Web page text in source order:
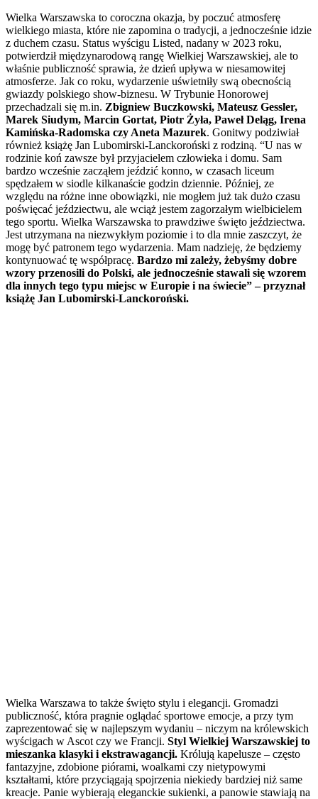
Wielka Warszawska to coroczna okazja, by poczuć atmosferę
wielkiego miasta, które nie zapomina o tradycji, a jednocześnie idzie
z duchem czasu. Status wyścigu Listed, nadany w 2023 roku,
potwierdził międzynarodową rangę Wielkiej Warszawskiej, ale to
właśnie publiczność sprawia, że dzień upływa w niesamowitej
atmosferze. Jak co roku, wydarzenie uświetniły swą obecnością
gwiazdy polskiego show-biznesu. W Trybunie Honorowej
przechadzali się m.in. Zbigniew Buczkowski, Mateusz Gessler,
Marek Siudym, Marcin Gortat, Piotr Żyła, Paweł Deląg, Irena
Kamińska-Radomska czy Aneta Mazurek. Gonitwy podziwiał
również książę Jan Lubomirski-Lanckoroński z rodziną. “U nas w
rodzinie koń zawsze był przyjacielem człowieka i domu. Sam
bardzo wcześnie zacząłem jeździć konno, w czasach liceum
spędzałem w siodle kilkanaście godzin dziennie. Później, ze
względu na różne inne obowiązki, nie mogłem już tak dużo czasu
poświęcać jeździectwu, ale wciąż jestem zagorzałym wielbicielem
tego sportu. Wielka Warszawska to prawdziwe święto jeździectwa.
Jest utrzymana na niezwykłym poziomie i to dla mnie zaszczyt, że
mogę być patronem tego wydarzenia. Mam nadzieję, że będziemy
kontynuować tę współpracę. Bardzo mi zależy, żebyśmy dobre
wzory przenosili do Polski, ale jednocześnie stawali się wzorem
dla innych tego typu miejsc w Europie i na świecie” – przyznał
książę Jan Lubomirski-Lanckoroński.
Wielka Warszawa to także święto stylu i elegancji. Gromadzi
publiczność, która pragnie oglądać sportowe emocje, a przy tym
zaprezentować się w najlepszym wydaniu – niczym na królewskich
wyścigach w Ascot czy we Francji. Styl Wielkiej Warszawskiej to
mieszanka klasyki i ekstrawagancji. Królują kapelusze – często
fantazyjne, zdobione piórami, woalkami czy nietypowymi
kształtami, które przyciągają spojrzenia niekiedy bardziej niż same
kreacje. Panie wybierają eleganckie sukienki, a panowie stawiają na